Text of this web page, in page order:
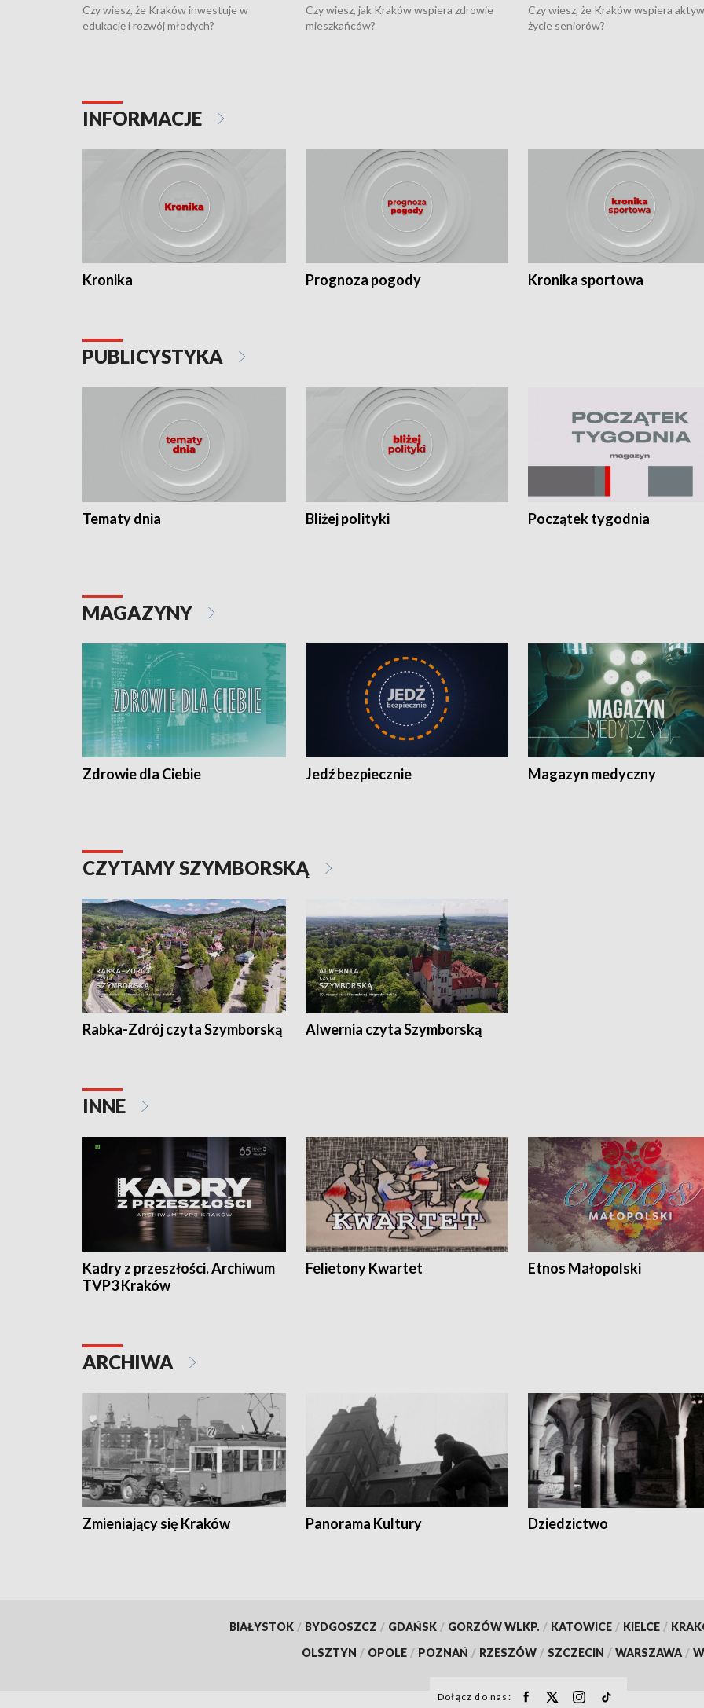
Czy wiesz, że Kraków inwestuje w
edukację i rozwój młodych?
Czy wiesz, jak Kraków wspiera zdrowie
mieszkańców?
Czy wiesz, że Kraków wspiera
życie seniorów?
INFORMACJE
Kronika Prognoza pogody Kronika sportowa
PUBLICYSTYKA
Tematy dnia Bliżej polityki Początek tygodnia
MAGAZYNY
Zdrowie dla Ciebie Jedź bezpiecznie Magazyn medyczny
CZYTAMY SZYMBORSKĄ
Rabka-Zdrój czyta Szymborską Alwernia czyta Szymborską
INNE
Kadry z przeszłości. Archiwum
TVP3 Kraków
Felietony Kwartet Etnos Małopolski
ARCHIWA
Zmieniający się Kraków Panorama Kultury Dziedzictwo
BIAŁYSTOK / BYDGOSZCZ / GDAŃSK / GORZÓW WLKP. / KATOWICE / KIELCE /
OLSZTYN / OPOLE / POZNAŃ / RZESZÓW / SZCZECIN / WARSZAWA /
Dołącz do nas: